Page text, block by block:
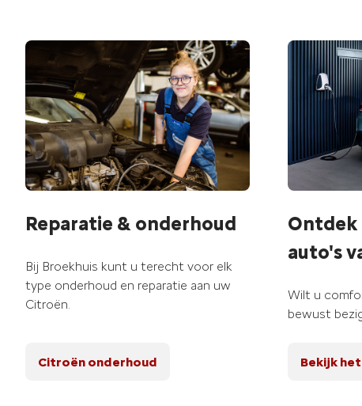
Reparatie & onderhoud
Bij Broekhuis kunt u terecht voor elk
type onderhoud en reparatie aan uw
Citroën.
Citroën onderhoud
Ontdek
auto's
Wilt u
bewust
Bekijk